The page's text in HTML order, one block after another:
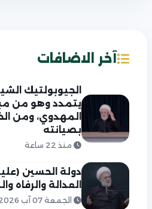
آخر الاضافات
الجيوبولتيك
يتمدد وهو من
المهدوي، ومن
بصيانته
منذ 22 ساعة
دولة الحسين
العدالة والرفاه
الجمعة 07 آب 2026